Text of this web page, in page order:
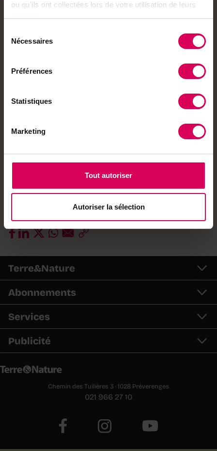
ou qu'ils ont collectées lors de votre utilisation de leurs
Nécessaires
Préférences
Statistiques
Marketing
Tout autoriser
Autoriser la sélection
L
e sécateur Felco 834 est un sécateur électrique
précise et efficace tant en viticulture qu’en
pour les professionnels qui enchaînent les heures
de coupe, il a tout pour se faire oublier: poids
décliné en version pour gauchers, revêtement F-
renforcée par trois têtes de coupe
couvrir tout le spectre de leurs activités avec un
Plus d’infos :felco.com
Terre&Nature
Abonnements
Services
Publicité
Chemin des Tuilières 3 · 1028 Préverenges
021 966 27 10